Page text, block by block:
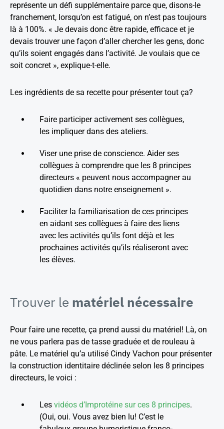
représente un défi supplémentaire parce que, disons-le
franchement, lorsqu’on est fatigué, on n’est pas toujours
là à 100%. « Je devais donc être rapide, efficace et je
devais trouver une façon d’aller chercher les gens, donc
qu’ils soient engagés dans l’activité. Je voulais que ce
soit concret », explique-t-elle.
Les ingrédients de sa recette pour présenter tout ça?
Faire participer activement ses collègues,
les impliquer dans des ateliers.
Viser une prise de conscience. Aider ses
collègues à comprendre que les 8 principes
directeurs « peuvent nous accompagner au
quotidien dans notre enseignement ».
Faciliter la familiarisation de ces principes
en aidant ses collègues à faire des liens
avec les activités qu’ils font déjà et les
prochaines activités qu’ils réaliseront avec
les élèves.
Trouver le matériel nécessaire
Pour faire une recette, ça prend aussi du matériel! Là, on
ne vous parlera pas de tasse graduée et de rouleau à
pâte. Le matériel qu’a utilisé Cindy Vachon pour présenter
la construction identitaire déclinée selon les 8 principes
directeurs, le voici :
Lesvidéos d’Improtéine sur ces 8 principes.
(Oui, oui. Vous avez bien lu! C’est le